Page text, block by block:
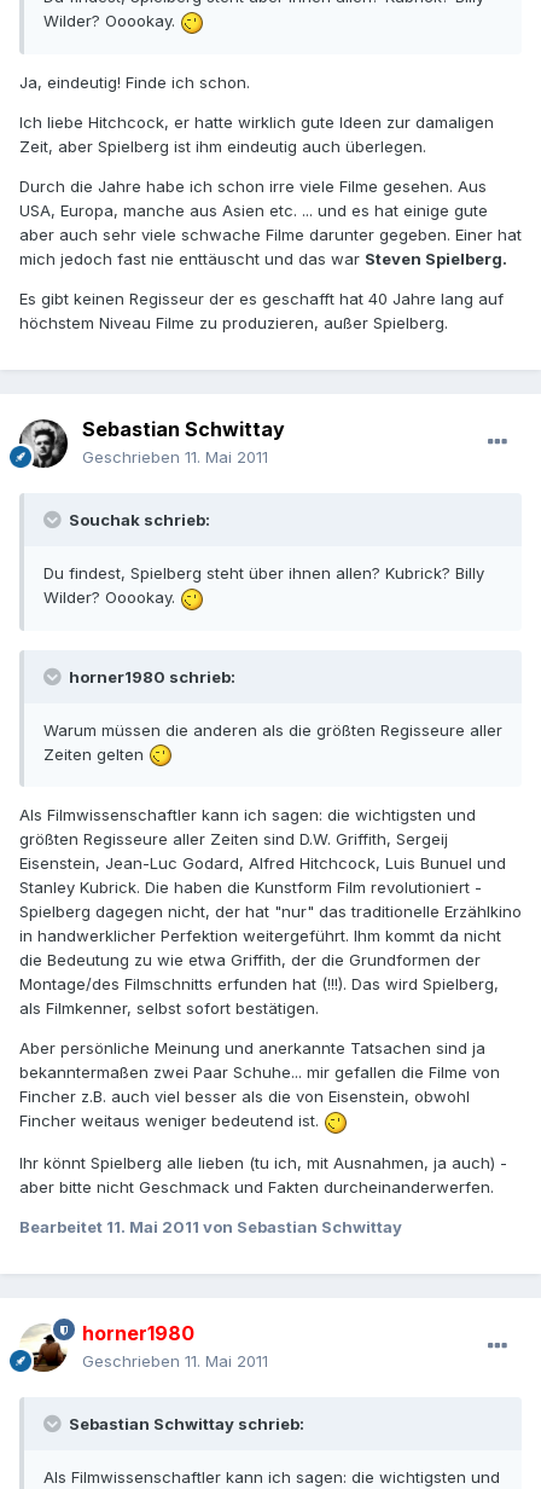
Wilder? Ooookay.
Ja, eindeutig! Finde ich schon.
Ich liebe Hitchcock, er hatte wirklich gute Ideen zur damaligen
Zeit, aber Spielberg ist ihm eindeutig auch überlegen.
Durch die Jahre habe ich schon irre viele Filme gesehen. Aus
USA, Europa, manche aus Asien etc. ... und es hat einige gute
aber auch sehr viele schwache Filme darunter gegeben. Einer hat
mich jedoch fast nie enttäuscht und das war Steven Spielberg.
Es gibt keinen Regisseur der es geschafft hat 40 Jahre lang auf
höchstem Niveau Filme zu produzieren, außer Spielberg.
Sebastian Schwittay
Geschrieben 11. Mai 2011
Souchak schrieb:
Du findest, Spielberg steht über ihnen allen? Kubrick? Billy
Wilder? Ooookay.
horner1980 schrieb:
Warum müssen die anderen als die größten Regisseure aller
Zeiten gelten
Als Filmwissenschaftler kann ich sagen: die wichtigsten und
größten Regisseure aller Zeiten sind D.W. Griffith, Sergeij
Eisenstein, Jean-Luc Godard, Alfred Hitchcock, Luis Bunuel und
Stanley Kubrick. Die haben die Kunstform Film revolutioniert -
Spielberg dagegen nicht, der hat "nur" das traditionelle Erzählkino
in handwerklicher Perfektion weitergeführt. Ihm kommt da nicht
die Bedeutung zu wie etwa Griffith, der die Grundformen der
Montage/des Filmschnitts erfunden hat (!!!). Das wird Spielberg,
als Filmkenner, selbst sofort bestätigen.
Aber persönliche Meinung und anerkannte Tatsachen sind ja
bekanntermaßen zwei Paar Schuhe... mir gefallen die Filme von
Fincher z.B. auch viel besser als die von Eisenstein, obwohl
Fincher weitaus weniger bedeutend ist.
Ihr könnt Spielberg alle lieben (tu ich, mit Ausnahmen, ja auch) -
aber bitte nicht Geschmack und Fakten durcheinanderwerfen.
Bearbeitet 11. Mai 2011 von Sebastian Schwittay
horner1980
Geschrieben 11. Mai 2011
Sebastian Schwittay schrieb:
Als Filmwissenschaftler kann ich sagen: die wichtigsten und